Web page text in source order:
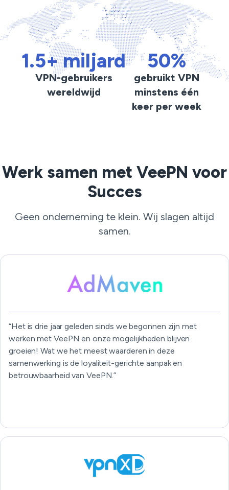
1.5+ miljard
VPN-gebruikers
wereldwijd
50%
gebruikt VPN
minstens één
keer per week
Werk samen met VeePN voor
Succes
Geen onderneming te klein. Wij slagen altijd
samen.
“Het is drie jaar geleden sinds we begonnen zijn met
werken met VeePN en onze mogelijkheden blijven
groeien! Wat we het meest waarderen in deze
samenwerking is de loyaliteit-gerichte aanpak en
betrouwbaarheid van VeePN.”